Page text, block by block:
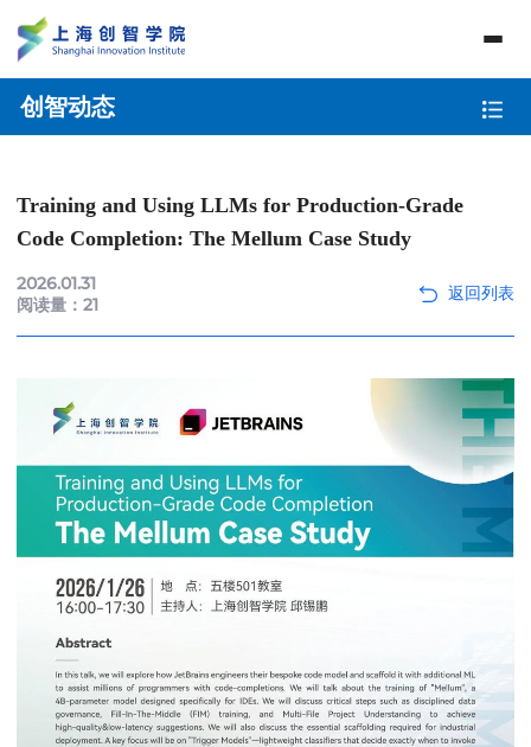
创智动态
Training and Using LLMs for Production-Grade
Code Completion: The Mellum Case Study
2026.01.31
阅读量： 21